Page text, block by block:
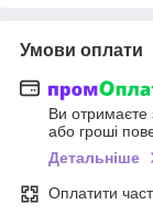
Умови оплати
Ви отримаєте
або гроші
Детальніше
Оплатити